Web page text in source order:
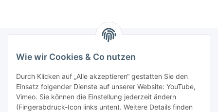
Bitte senden Sie mir entsprechend Ihrer
Datenschutzerklärungregelmäßig und jederzeit widerruflich
Informationen zu Ihrem Produktsortiment per E-Mail zu.
Wie wir Cookies & Co nutzen
Durch Klicken auf „Alle akzeptieren“ gestatten Sie den
Einsatz folgender Dienste auf unserer Website: YouTube,
Vimeo. Sie können die Einstellung jederzeit ändern
(Fingerabdruck-Icon links unten). Weitere Details finden